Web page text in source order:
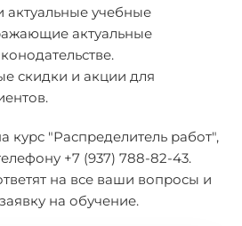
учебные
актуальные
скидки и акции для
курс "Распределитель работ",
+7 (937) 788-82-43.
на все ваши вопросы и
на обучение.